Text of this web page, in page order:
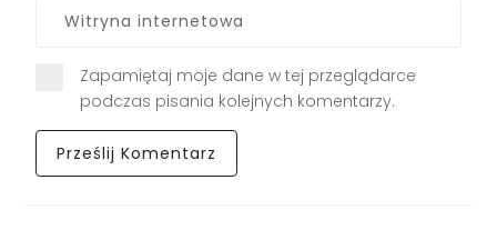
Zapamiętaj moje dane w tej przeglądarce
podczas pisania kolejnych komentarzy.